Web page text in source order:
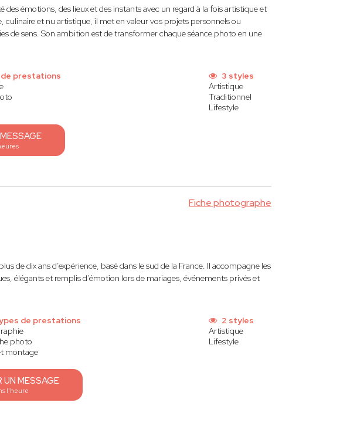
des émotions, des lieux et des instants avec un regard à la fois artistique et
et nu artistique, il met en valeur vos projets personnels ou
de sens. Son ambition est de transformer chaque séance photo en une
prestations
3 styles
Artistique
Traditionnel
Lifestyle
Fiche photographe
de dix ans d’expérience, basé dans le sud de la France. Il accompagne les
élégants et remplis d’émotion lors de mariages, événements privés et
de prestations
photo
montage
2 styles
Artistique
Lifestyle
UN MESSAGE
l'heure